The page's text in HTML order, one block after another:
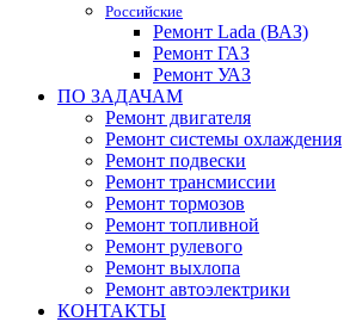
Российские
Ремонт Lada (ВАЗ)
Ремонт ГАЗ
Ремонт УАЗ
ПО ЗАДАЧАМ
Ремонт двигателя
Ремонт системы охлаждения
Ремонт подвески
Ремонт трансмиссии
Ремонт тормозов
Ремонт топливной
Ремонт рулевого
Ремонт выхлопа
Ремонт автоэлектрики
КОНТАКТЫ